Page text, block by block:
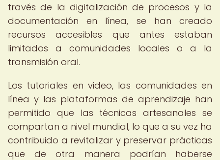
través de la digitalización de procesos y la
documentación en línea, se han creado
recursos accesibles que antes estaban
limitados a comunidades locales o a la
transmisión oral.
Los tutoriales en video, las comunidades en
línea y las plataformas de aprendizaje han
permitido que las técnicas artesanales se
compartan a nivel mundial, lo que a su vez ha
contribuido a revitalizar y preservar prácticas
que de otra manera podrían haberse